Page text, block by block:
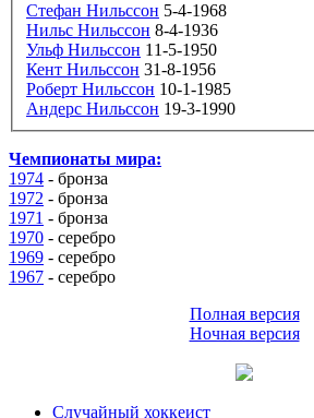
Стефан Нильссон 5-4-1968
Нильс Нильссон 8-4-1936
Ульф Нильссон 11-5-1950
Кент Нильссон 31-8-1956
Роберт Нильссон 10-1-1985
Андерс Нильссон 19-3-1990
Чемпионаты мира:
1974 - бронза
1972 - бронза
1971 - бронза
1970 - серебро
1969 - серебро
1967 - серебро
Полная версия
Ночная версия
Случайный хоккеист